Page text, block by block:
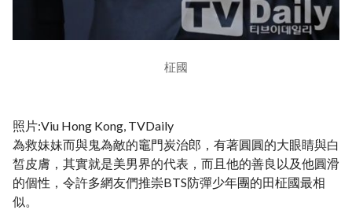
柾國
照片:Viu Hong Kong, TVDaily
為救妹妹而與鬼為敵的竈門炭治郎，有著圓圓的大眼睛與白
皙皮膚，其實就是美男界的代表，而且他的善良以及他圓滑
的個性，令許多網友們推崇BTS防彈少年團的田柾國最相
似。